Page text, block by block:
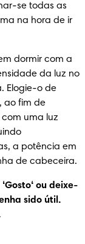
se todas as
na hora de ir
dormir com a
da luz no
Elogie-o de
ao fim de
uma luz
a potência em
de cabeceira.
ou deixe-
sido útil.